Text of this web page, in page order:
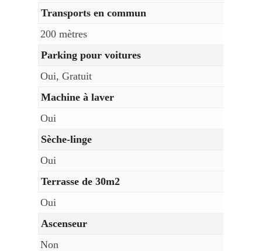
Transports en commun
200 mètres
Parking pour voitures
Oui, Gratuit
Machine à laver
Oui
Sèche-linge
Oui
Terrasse de 30m2
Oui
Ascenseur
Non